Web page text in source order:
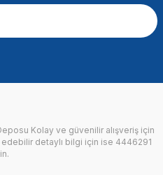
Kolay ve güvenilir alışveriş için
detaylı bilgi için ise 4446291